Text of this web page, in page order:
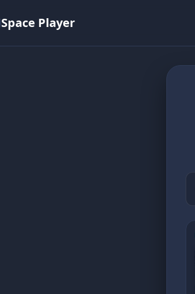
Space Player